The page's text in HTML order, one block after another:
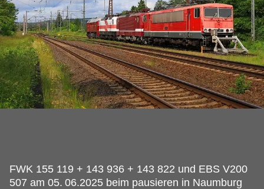
FWK 155 119 + 143 936 + 143 822 und EBS V200
507 am 05. 06.2025 beim pausieren in Naumburg